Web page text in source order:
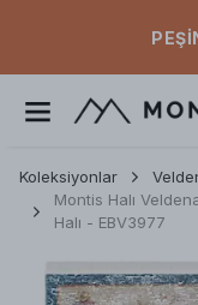
Koleksiyonlar
Montis Halı
Halı - EBV3977